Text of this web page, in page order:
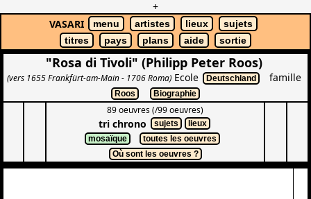
+
VASARI
menu artistes lieux
sujets
titres
pays plans aide sortie
"Rosa di Tivoli" (Philipp Peter Roos)
(vers 1655 Frankfürt-am-Main - 1706 Roma) Ecole Deutschland famille
Roos Biographie
89 oeuvres (/99 oeuvres)
tri chrono sujets
lieux
mosaïque
toutes les oeuvres
Où sont les oeuvres ?